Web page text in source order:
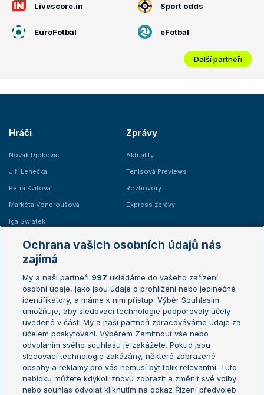
Livescore.in Sport odds
EuroFotbal eFotbal
Další partneři
Hráči
Novak Djokovič
Jiří Lehečka
Petra Kvitová
Markéta Vondroušová
Iga Swiatek
Zprávy
Aktuality
Tenisová Previews
Rozhovory
Express zprávy
Žebříčky
Žebříček ATP (muži)
Žebříček WTA (ženy)
Sázkařský žebříček
Australian Open
French Open
Wimbledon
US Open
Turnaj mistrů
Turnaj mistryň
Aktualní trendy
Ochrana vašich osobních údajů nás
zajímá
My a naši partneři 997 ukládáme do vašeho zařízení
osobní údaje, jako jsou údaje o prohlížení nebo jedinečné
identifikátory, a máme k nim přístup. Výběr Souhlasím
umožňuje, aby sledovací technologie podporovaly účely
uvedené v části My a naši partneři zpracováváme údaje za
účelem poskytování. Výběrem Zamítnout vše nebo
odvoláním svého souhlasu je zakážete. Pokud jsou
sledovací technologie zakázány, některé zobrazené
obsahy a reklamy pro vás nemusí být tolik relevantní. Tuto
nabídku můžete kdykoli znovu zobrazit a změnit své volby
nebo souhlas odvolat kliknutím na odkaz Řízení předvoleb